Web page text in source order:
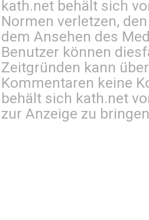
kath.net behält sich
Normen verletzen,
dem Ansehen des
Benutzer können
Zeitgründen kann
Kommentaren keine
behält sich kath.net
zur Anzeige zu